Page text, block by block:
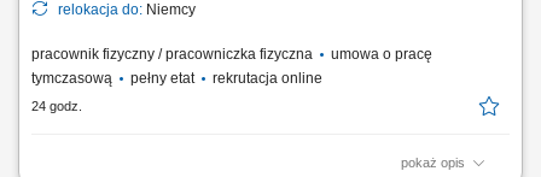
relokacja do: Niemcy
pracownik fizyczny / pracowniczka fizyczna
umowa o pracę
tymczasową
pełny etat rekrutacja online
24 godz.
pokaż opis